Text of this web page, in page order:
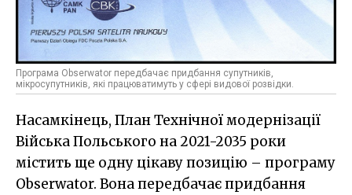
Програма Obserwator передбачає придбання супутників,
мікросупутників, які працюватимуть у сфері видової розвідки.
Насамкінець, План Технічної модернізації
Війська Польського на 2021-2035 роки
містить ще одну цікаву позицію – програму
Obserwator. Вона передбачає придбання